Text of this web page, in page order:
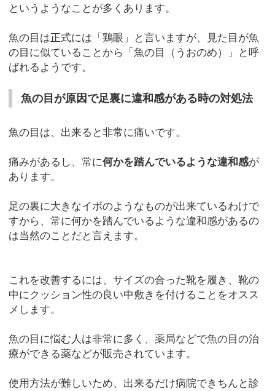
というようなことが多くあります。
魚の目は正式には「鶏眼」と言いますが、見た目が魚
の目に似ていることから「魚の目（うおのめ）」と呼
ばれるようです。
魚の目が原因で足裏に違和感がある時の対処法
魚の目は、出来ると非常に痛いです。
痛みがあるし、常に何かを踏んでいるような違和感が
あります。
足の裏に大きなイボのようなものが出来ているわけで
すから、常に何かを踏んでいるような違和感があるの
は当然のことだと言えます。
これを改善するには、サイズの合った靴を履き、靴の
中にクッション性の良い中敷きを付けることをオスス
メします。
魚の目に悩む人は非常に多く、薬局などで魚の目の治
療ができる薬などが販売されています。
使用方法が難しいため、出来るだけ病院できちんと診